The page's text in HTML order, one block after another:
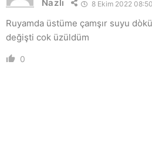
Nazlı 8 Ekim 2022 08:50
Ruyamda üstüme çamşır suyu
değişti cok üzüldüm
0